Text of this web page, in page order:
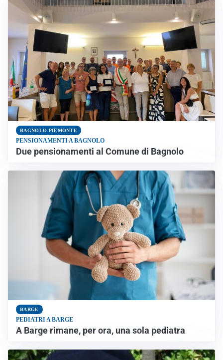
BAGNOLO PIEMONTE
PENSIONAMENTI A BAGNOLO
Due pensionamenti al Comune di Bagnolo
BARGE
PEDIATRI A BARGE
A Barge rimane, per ora, una sola pediatra